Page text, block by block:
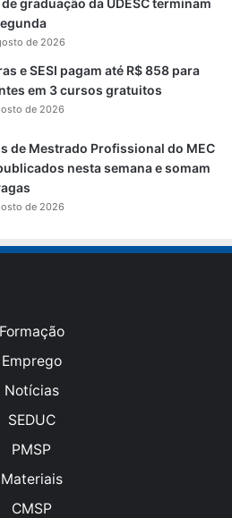
de 2026
e SESI pagam até R$ 858 para
em 3 cursos gratuitos
de 2026
de Mestrado Profissional do MEC
nesta semana e somam
de 2026
Formação
Emprego
Notícias
SEDUC
PMSP
Materiais
CMSP